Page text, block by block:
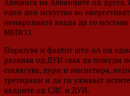
Алијанса на Албанците од
еден ден искуство во
ненародната влада да го
МЕПСО.
Поразува и фактот што АА од
разлика од ДУИ сака да понуди
согласува, дури и инсистира,
третирани и да ги уживаат
кадрите од СДС и ДУИ.